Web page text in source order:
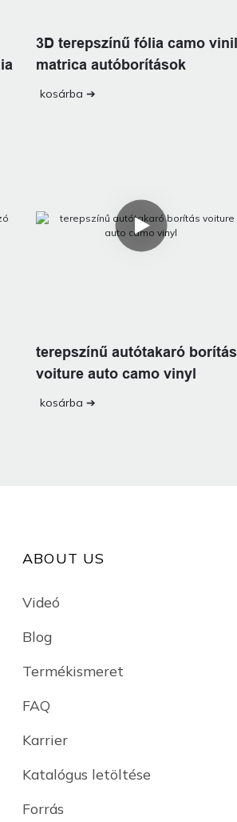
3D terepszínű fólia camo vinil
matrica autóborítások
kosárba ➔
terepszínű autótakaró borítás
voiture auto camo vinyl
kosárba ➔
ABOUT US
Videó
Blog
Termékismeret
FAQ
Karrier
Katalógus letöltése
Forrás